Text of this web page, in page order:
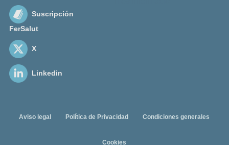
Suscripción
FerSalut
X
Linkedin
Aviso legal Política de Privacidad Condiciones generales
Cookies